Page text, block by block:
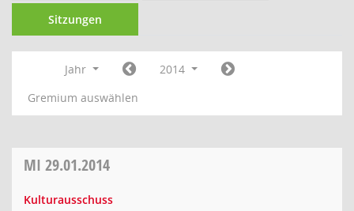
Sitzungen
Jahr
2014
Gremium auswählen
MI 29.01.2014
Kulturausschuss